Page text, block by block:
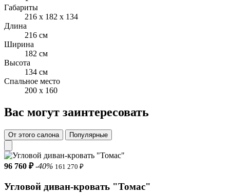
Габариты
216 x 182 x 134
Длина
216 см
Ширина
182 см
Высота
134 см
Спальное место
200 x 160
Вас могут заинтересовать
От этого салона Популярные
96 760 ₽ -40% 161 270 ₽
Угловой диван-кровать "Томас"